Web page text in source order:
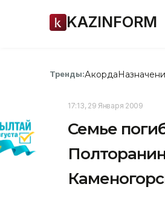
KAZINFORM
Тренды:Акорда
17:13, 29 Января 2009
Семье